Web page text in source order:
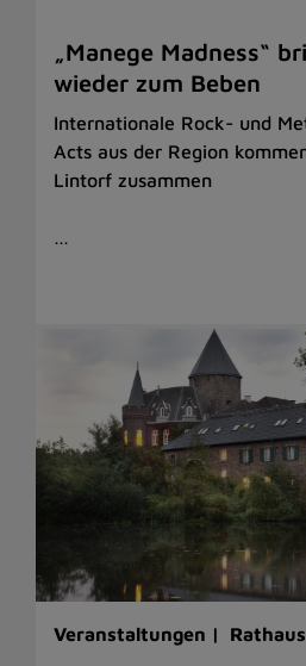
„Manege Madness“
wieder zum Beben
Internationale Rock- und
Acts aus der Region
Lintorf zusammen
…
Veranstaltungen | Rathaus